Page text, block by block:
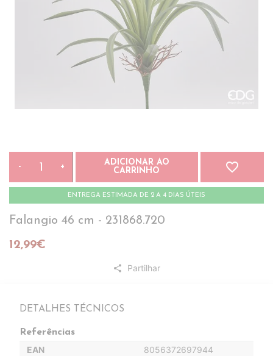
- +
ADICIONAR AO
CARRINHO
favorite_border
ENTREGA ESTIMADA DE 2 A 4 DIAS ÚTEIS
Falangio 46 cm - 231868.720
12,99€
share Partilhar
DETALHES TÉCNICOS
Referências
EAN 8056372697944